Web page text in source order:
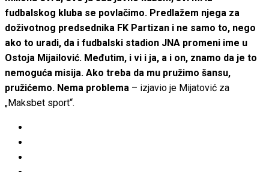
fudbalskog kluba se povlačimo. Predlažem njega za
doživotnog predsednika FK Partizan i ne samo to, nego
ako to uradi, da i fudbalski stadion JNA promeni ime u
Ostoja Mijailović. Međutim, i vi i ja, a i on, znamo da je to
nemoguća misija. Ako treba da mu pružimo šansu,
pružićemo. Nema problema – izjavio je Mijatović za
„Maksbet sport“.